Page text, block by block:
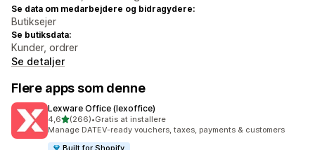
Se data om medarbejdere og bidragydere:
Butiksejer
Se butiksdata:
Kunder, ordrer
Se detaljer
Flere apps som denne
Lexware Office (lexoffice)
4,6ud af 5 stjerner
(266)
266 anmeldelser i alt
•Gratis at installere
Manage DATEV-ready vouchers, taxes, payments & customers
Built for Shopify